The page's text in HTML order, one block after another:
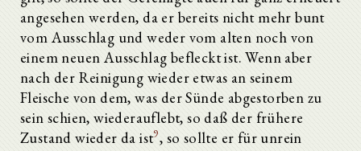
angesehen werden, da er bereits nicht mehr bunt
vom Ausschlag und weder vom alten noch von
einem neuen Ausschlag befleckt ist. Wenn aber
nach der Reinigung wieder etwas an seinem
Fleische von dem, was der Sünde abgestorben zu
sein schien, wiederauflebt, so daß der frühere
Zustand wieder da ist9, so sollte er für unrein